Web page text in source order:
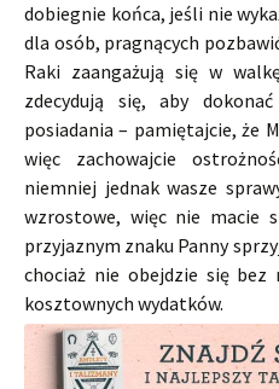
dobiegnie końca, jeśli nie
dla osób, pragnących
Raki zaangażują się w
zdecydują się, aby
posiadania – pamiętajcie, że
więc zachowajcie
niemniej jednak wasze
wzrostowe, więc nie macie
przyjaznym znaku Panny
chociaż nie obejdzie się
kosztownych wydatków.